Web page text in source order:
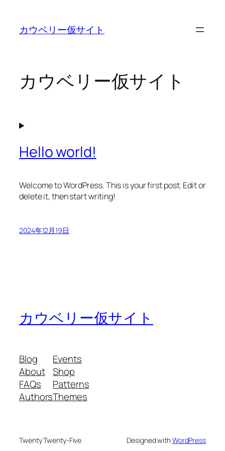
カウベリー仮サイト
カウベリー仮サイト
Hello world!
Welcome to WordPress. This is your first post. Edit or
delete it, then start writing!
2024年12月19日
カウベリー仮サイト
Blog
About
FAQs
Authors
Events
Shop
Patterns
Themes
Twenty Twenty-Five Designed withWordPress